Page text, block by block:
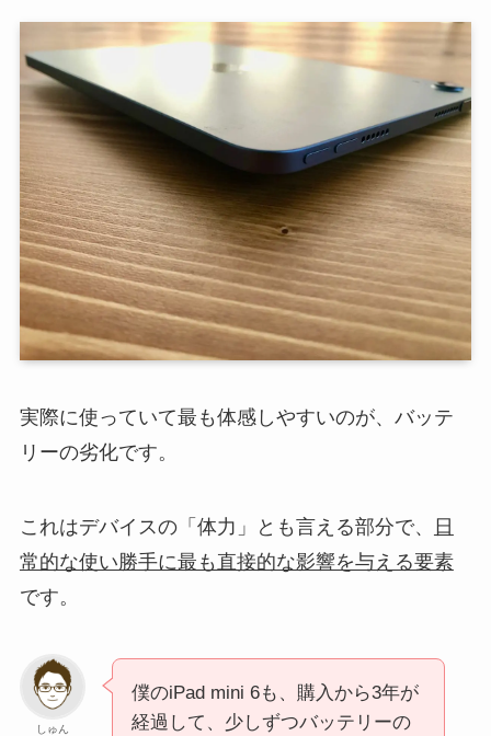
実際に使っていて最も体感しやすいのが、バッテ
リーの劣化です。
これはデバイスの「体力」とも言える部分で、
日
常的な使い勝手に最も直接的な影響を与える要素
です。
しゅん
僕のiPad mini 6も、購入から3年が
経過して、少しずつバッテリーの